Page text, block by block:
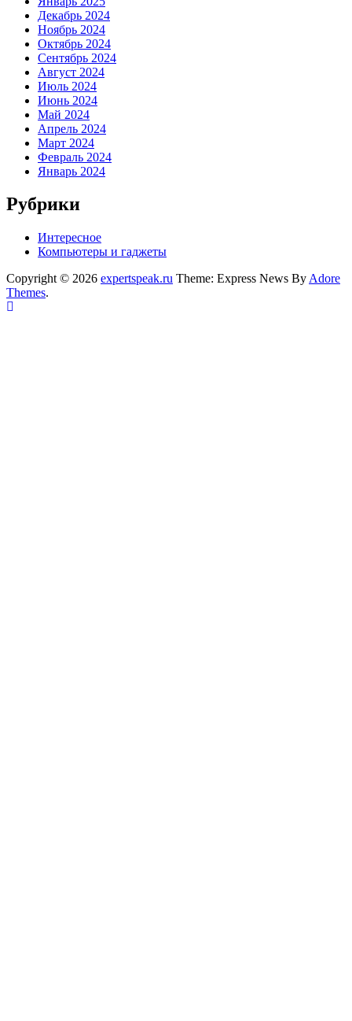
Декабрь 2024
Ноябрь 2024
Октябрь 2024
Сентябрь 2024
Август 2024
Июль 2024
Июнь 2024
Май 2024
Апрель 2024
Март 2024
Февраль 2024
Январь 2024
Рубрики
Интересное
Компьютеры и гаджеты
Copyright © 2026 expertspeak.ru Theme: Express News By Adore
Themes.